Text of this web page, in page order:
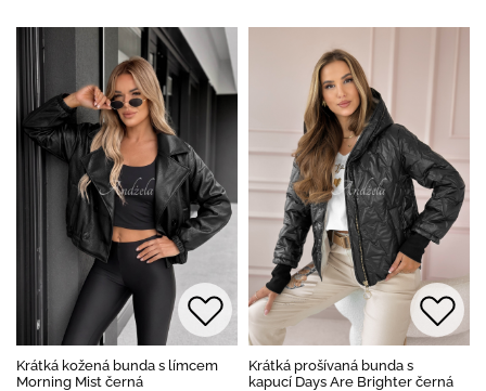
Krátká kožená bunda s límcem
Morning Mist černá
Krátká prošívaná bunda s
kapucí Days Are Brighter černá